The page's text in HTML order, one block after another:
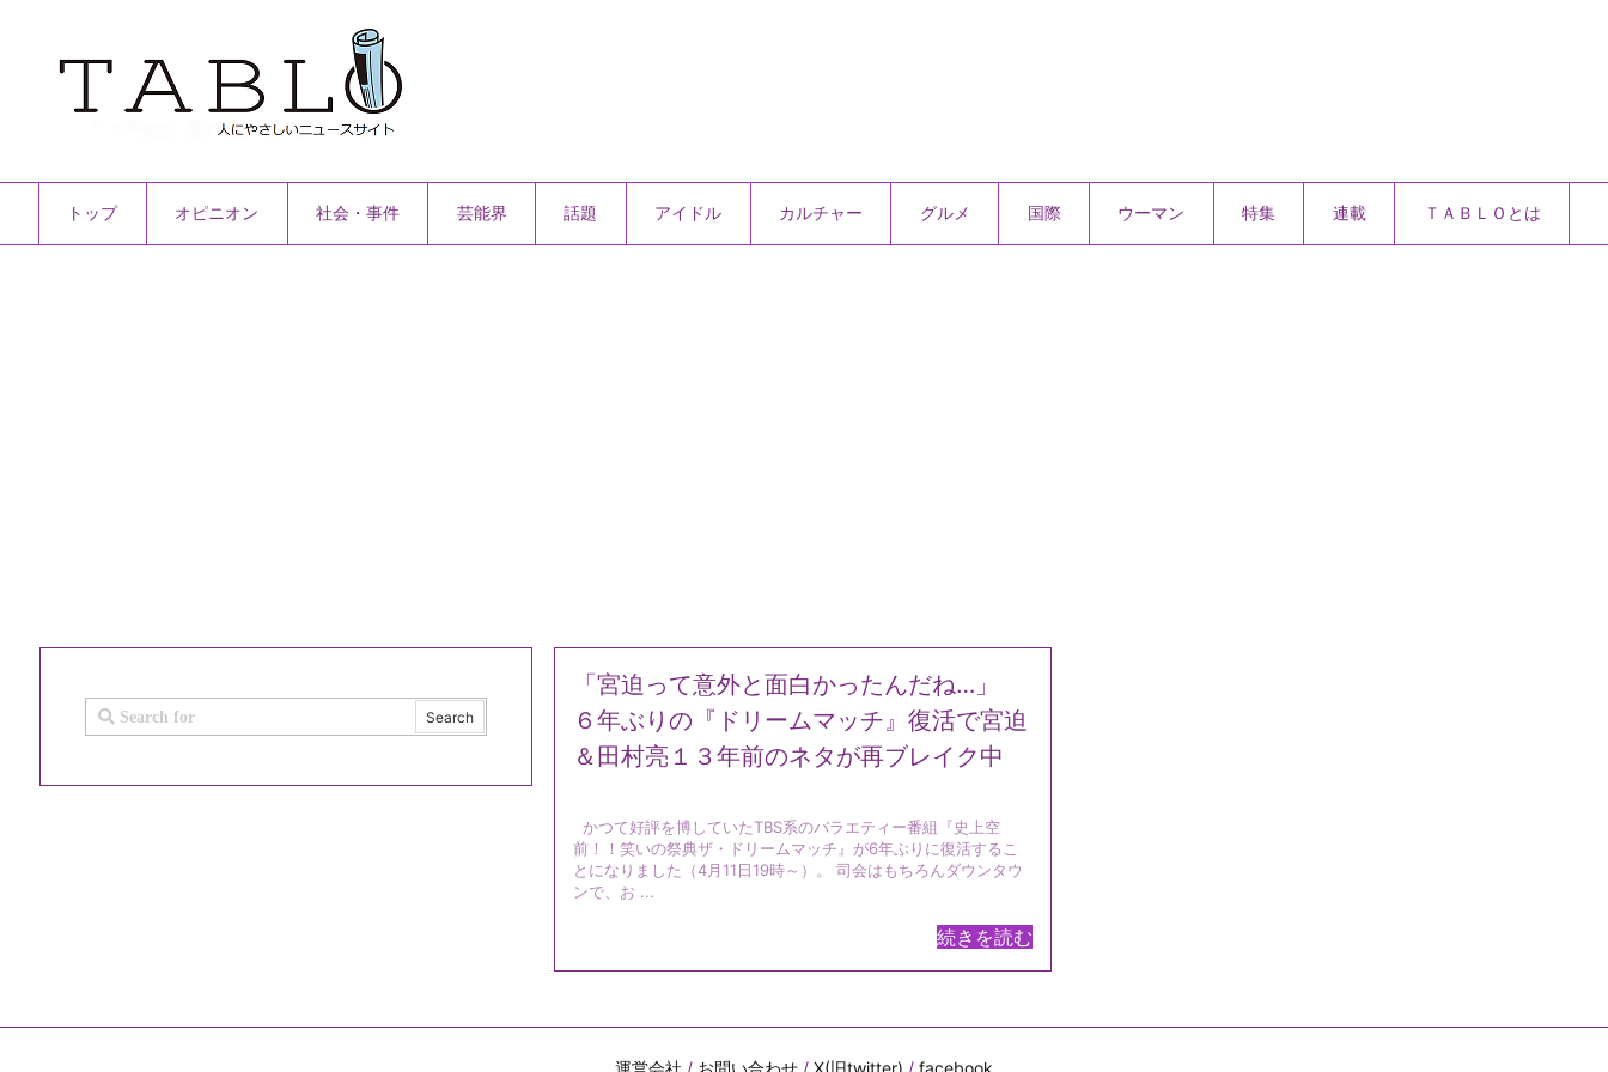
トップ オピニオン 社会・事件 芸能界 話題 アイドル カルチャー グルメ 国際 ウーマン 特集 連載 ＴＡＢＬＯとは
「宮迫って意外と面白かったんだね…」
６年ぶりの『ドリームマッチ』復活で宮迫
＆田村亮１３年前のネタが再ブレイク中
かつて好評を博していたTBS系のバラエティー番組『史上空
前！！笑いの祭典ザ・ドリームマッチ』が6年ぶりに復活するこ
とになりました（4月11日19時～）。 司会はもちろんダウンタウ
ンで、お ...
続きを読む
運営会社 / お問い合わせ/ X(旧twitter) / facebook